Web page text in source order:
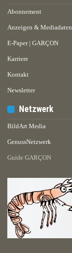
Abonnement
Anzeigen & Mediadaten
E-Paper | GARÇON
Karriere
Kontakt
Newsletter
Netzwerk
BildArt Media
GenussNetzwerk
Guide GARÇON